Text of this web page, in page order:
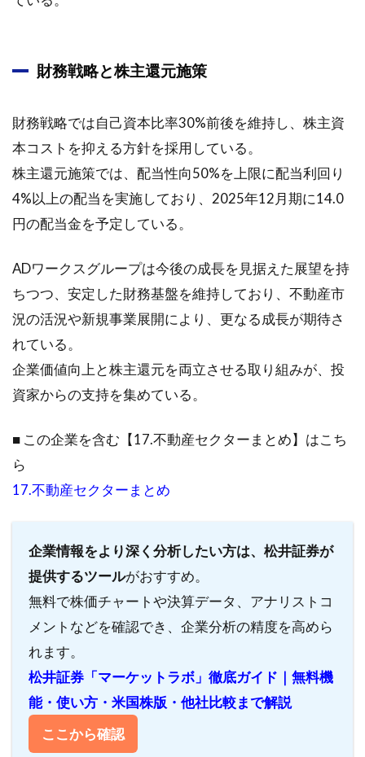
財務戦略と株主還元施策
財務戦略では自己資本比率30%前後を維持し、株主資
本コストを抑える方針を採用している。
株主還元施策では、配当性向50%を上限に配当利回り
4%以上の配当を実施しており、2025年12月期に14.0
円の配当金を予定している。
ADワークスグループは今後の成長を見据えた展望を持
ちつつ、安定した財務基盤を維持しており、不動産市
況の活況や新規事業展開により、更なる成長が期待さ
れている。
企業価値向上と株主還元を両立させる取り組みが、投
資家からの支持を集めている。
■ この企業を含む【17.不動産セクターまとめ】はこち
ら
17.不動産セクターまとめ
企業情報をより深く分析したい方は、松井証券が
提供するツールがおすすめ。
無料で株価チャートや決算データ、アナリストコ
メントなどを確認でき、企業分析の精度を高めら
れます。
松井証券「マーケットラボ」徹底ガイド｜無料機
能・使い方・米国株版・他社比較まで解説
ここから確認